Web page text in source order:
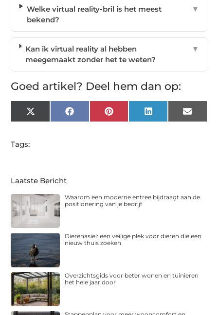
Welke virtual reality-bril is het meest
bekend?
▼
Kan ik virtual reality al hebben
meegemaakt zonder het te weten?
▼
Goed artikel? Deel hem dan op:
X
(Twitter)
FacebookPinterest LinkedIn Email
Tags:
Laatste Bericht
Waarom een moderne entree bijdraagt aan de
positionering van je bedrijf
Dierenasiel: een veilige plek voor dieren die een
nieuw thuis zoeken
Overzichtsgids voor beter wonen en tuinieren
het hele jaar door